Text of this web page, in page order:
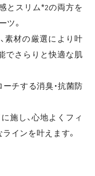
とスリム*2の両方を
ツ。
素材の厳選により叶
でさらりと快適な肌
チする消臭・抗菌防
施し、心地よくフィ
インを叶えます。